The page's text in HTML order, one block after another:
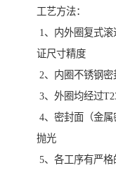
工艺方法：
1、内外圈复式
证尺寸精度
2、内圈不锈钢
3、外圈均
4、密封面（金
抛光
5、各工序有严格